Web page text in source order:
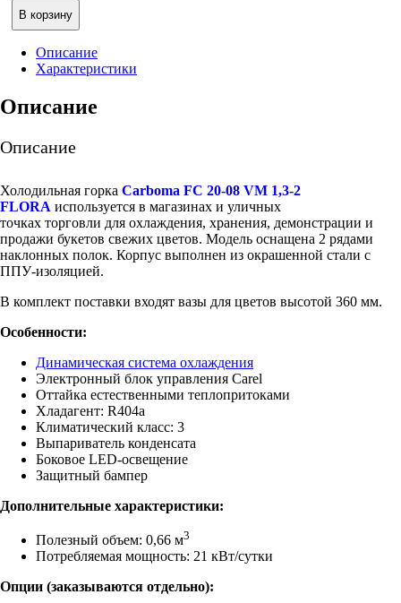
В корзину
Описание
Характеристики
Описание
Описание
Холодильная горка Carboma FC 20-08 VM 1,3-2
FLORA используется в магазинах и уличных
точках торговли для охлаждения, хранения, демонстрации и
продажи букетов свежих цветов. Модель оснащена 2 рядами
наклонных полок. Корпус выполнен из окрашенной стали с
ППУ-изоляцией.
В комплект поставки входят вазы для цветов высотой 360 мм.
Особенности:
Динамическая система охлаждения
Электронный блок управления Carel
Оттайка естественными теплопритоками
Хладагент: R404a
Климатический класс: 3
Выпариватель конденсата
Боковое LED-освещение
Защитный бампер
Дополнительные характеристики:
Полезный объем: 0,66 м3
Потребляемая мощность: 21 кВт/сутки
Опции (заказываются отдельно):